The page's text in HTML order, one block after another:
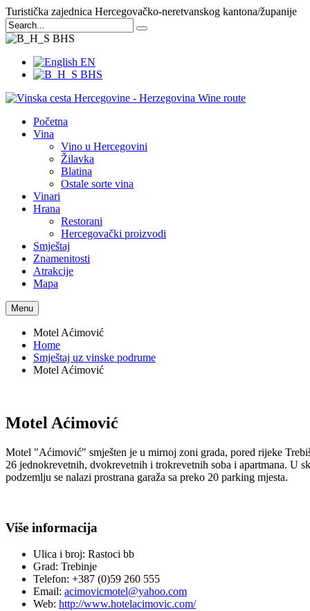
Turistička zajednica Hercegovačko-neretvanskog kantona/županije
BHS
EN
BHS
Početna
Vina
Vino u Hercegovini
Žilavka
Blatina
Ostale sorte vina
Vinari
Hrana
Restorani
Hercegovački proizvodi
Smještaj
Znamenitosti
Atrakcije
Mapa
Menu
Motel Aćimović
Home
Smještaj uz vinske podrume
Motel Aćimović
Motel Aćimović
Motel "Aćimović" smješten je u mirnoj zoni grada, pored rijeke
26 jednokrevetnih, dvokrevetnih i trokrevetnih soba i apartmana. U
podzemlju se nalazi prostrana garaža sa preko 20 parking mjesta.
Više informacija
Ulica i broj: Rastoci bb
Grad: Trebinje
Telefon: +387 (0)59 260 555
Email: acimovicmotel@yahoo.com
Web: http://www.hotelacimovic.com/